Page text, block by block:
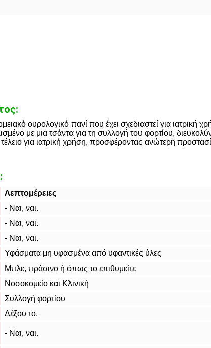
ουρολογικό πανί που έχει σχεδιαστεί για ιατρική
με μια τσάντα για τη συλλογή του φορτίου,
για ιατρική χρήση, προσφέροντας ανώτερη
Λεπτομέρειες
- Ναι, ναι.
- Ναι, ναι.
- Ναι, ναι.
Υφάσματα μη υφασμένα από υφαντικές ύλες
Μπλε, πράσινο ή όπως το επιθυμείτε
Νοσοκομείο και Κλινική
Συλλογή φορτίου
Δέξου το.
- Ναι, ναι.